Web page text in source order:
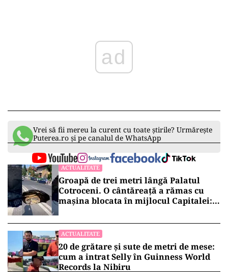
ad
Vrei să fii mereu la curent cu toate știrile? Urmărește
Puterea.ro și pe canalul de WhatsApp
ACTUALITATE
Groapă de trei metri lângă Palatul
Cotroceni. O cântăreață a rămas cu
mașina blocata în mijlocul Capitalei:
ACTUALITATE
20 de grătare și sute de metri de mese:
cum a intrat Selly în Guinness World
Records la Nibiru